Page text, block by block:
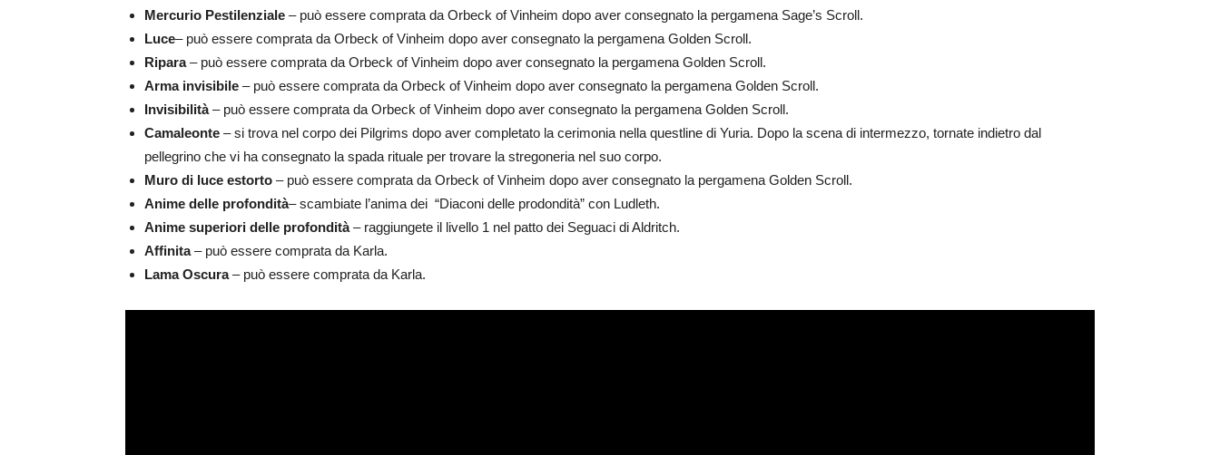
Mercurio Pestilenziale – può essere comprata da Orbeck of Vinheim dopo aver consegnato la pergamena Sage’s Scroll.
Luce– può essere comprata da Orbeck of Vinheim dopo aver consegnato la pergamena Golden Scroll.
Ripara– può essere comprata da Orbeck of Vinheim dopo aver consegnato la pergamena Golden Scroll.
Arma invisibile – può essere comprata da Orbeck of Vinheim dopo aver consegnato la pergamena Golden Scroll.
Invisibilità– può essere comprata da Orbeck of Vinheim dopo aver consegnato la pergamena Golden Scroll.
Camaleonte – si trova nel corpo dei Pilgrims dopo aver completato la cerimonia nella questline di Yuria. Dopo la scena di intermezzo, tornate indietro dal
pellegrino che vi ha consegnato la spada rituale per trovare la stregoneria nel suo corpo.
Muro di luce estorto – può essere comprata da Orbeck of Vinheim dopo aver consegnato la pergamena Golden Scroll.
Anime delle profondità– scambiate l’anima dei “Diaconi delle prodondità” con Ludleth.
Anime superiori delle profondità– raggiungete il livello 1 nel patto dei Seguaci di Aldritch.
Affinita– può essere comprata da Karla.
Lama Oscura– può essere comprata da Karla.